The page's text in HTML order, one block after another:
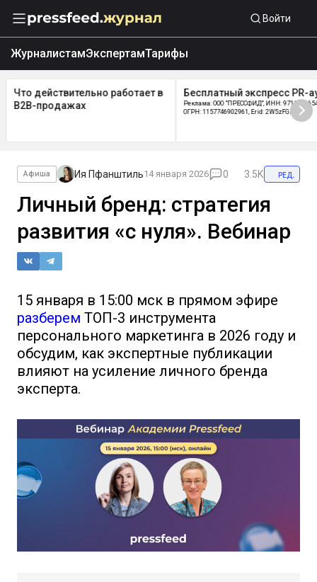
Войти
ЖурналистамЭкспертамТарифы
Что действительно работает в
B2B-продажах
Бесплатный экспресс PR-
Реклама: ООО "ПРЕССФИД", ИНН:
ОГРН: 1157746902961, Erid: 2W5zFGDycPz
Афиша Ия Пфанштиль14 января 2026 0 3.5K ред.
Личный бренд: стратегия
развития «с нуля». Вебинар
15 января в 15:00 мск в прямом эфире
разберем ТОП-3 инструмента
персонального маркетинга в 2026 году и
обсудим, как экспертные публикации
влияют на усиление личного бренда
эксперта.